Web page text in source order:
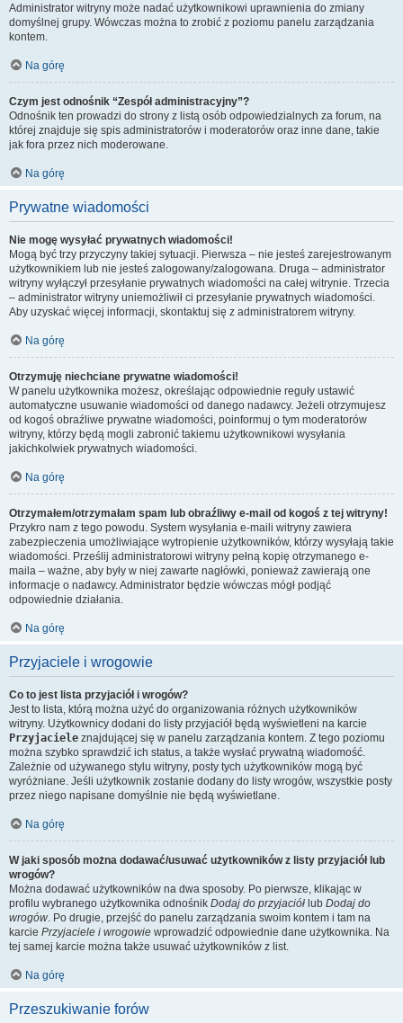
Administrator witryny może nadać użytkownikowi uprawnienia do zmiany
domyślnej grupy. Wówczas można to zrobić z poziomu panelu zarządzania
kontem.
Na górę
Czym jest odnośnik “Zespół administracyjny”?
Odnośnik ten prowadzi do strony z listą osób odpowiedzialnych za forum, na
której znajduje się spis administratorów i moderatorów oraz inne dane, takie
jak fora przez nich moderowane.
Na górę
Prywatne wiadomości
Nie mogę wysyłać prywatnych wiadomości!
Mogą być trzy przyczyny takiej sytuacji. Pierwsza – nie jesteś zarejestrowanym
użytkownikiem lub nie jesteś zalogowany/zalogowana. Druga – administrator
witryny wyłączył przesyłanie prywatnych wiadomości na całej witrynie. Trzecia
– administrator witryny uniemożliwił ci przesyłanie prywatnych wiadomości.
Aby uzyskać więcej informacji, skontaktuj się z administratorem witryny.
Na górę
Otrzymuję niechciane prywatne wiadomości!
W panelu użytkownika możesz, określając odpowiednie reguły ustawić
automatyczne usuwanie wiadomości od danego nadawcy. Jeżeli otrzymujesz
od kogoś obraźliwe prywatne wiadomości, poinformuj o tym moderatorów
witryny, którzy będą mogli zabronić takiemu użytkownikowi wysyłania
jakichkolwiek prywatnych wiadomości.
Na górę
Otrzymałem/otrzymałam spam lub obraźliwy e-mail od kogoś z tej witryny!
Przykro nam z tego powodu. System wysyłania e-maili witryny zawiera
zabezpieczenia umożliwiające wytropienie użytkowników, którzy wysyłają takie
wiadomości. Prześlij administratorowi witryny pełną kopię otrzymanego e-
maila – ważne, aby były w niej zawarte nagłówki, ponieważ zawierają one
informacje o nadawcy. Administrator będzie wówczas mógł podjąć
odpowiednie działania.
Na górę
Przyjaciele i wrogowie
Co to jest lista przyjaciół i wrogów?
Jest to lista, którą można użyć do organizowania różnych użytkowników
witryny. Użytkownicy dodani do listy przyjaciół będą wyświetleni na karcie
Przyjaciele znajdującej się w panelu zarządzania kontem. Z tego poziomu
można szybko sprawdzić ich status, a także wysłać prywatną wiadomość.
Zależnie od używanego stylu witryny, posty tych użytkowników mogą być
wyróżniane. Jeśli użytkownik zostanie dodany do listy wrogów, wszystkie posty
przez niego napisane domyślnie nie będą wyświetlane.
Na górę
W jaki sposób można dodawać/usuwać użytkowników z listy przyjaciół lub
wrogów?
Można dodawać użytkowników na dwa sposoby. Po pierwsze, klikając w
profilu wybranego użytkownika odnośnik Dodaj do przyjaciół lub Dodaj do
wrogów. Po drugie, przejść do panelu zarządzania swoim kontem i tam na
karcie Przyjaciele i wrogowie wprowadzić odpowiednie dane użytkownika. Na
tej samej karcie można także usuwać użytkowników z list.
Na górę
Przeszukiwanie forów